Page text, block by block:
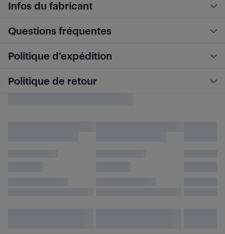
Infos du fabricant
Questions fréquentes
Politique d’expédition
Politique de retour